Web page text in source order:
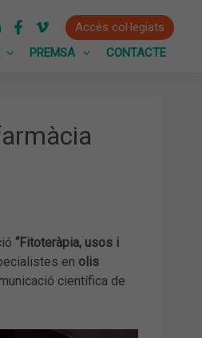
Accés col·legiats
PREMSA CONTACTE
“Fitoteràpia, usos i
en olis
científica de